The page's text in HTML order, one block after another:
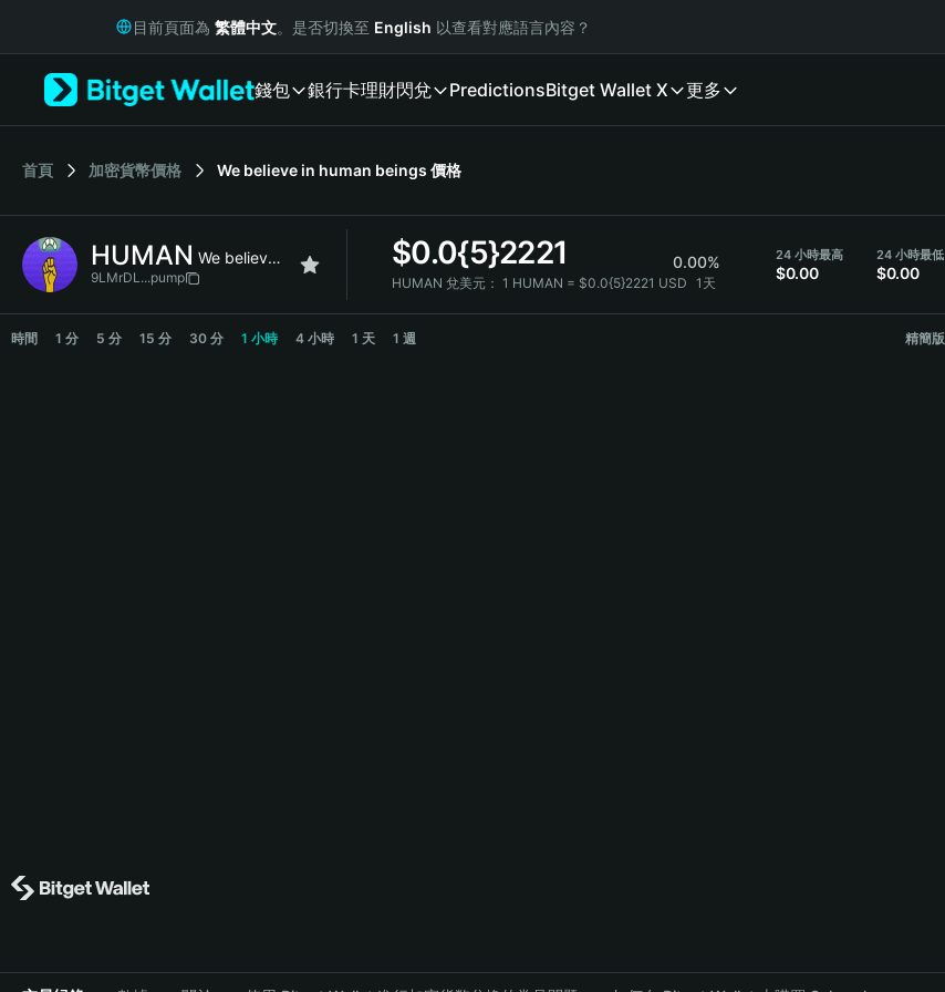
Русский
Italiano
简体中文
繁體中文
Bahasa Indonesia
目前頁面為 繁體中文。是否切換至 English 以查看對應語言內容？
錢包 銀行卡理財閃兌 PredictionsBitget Wallet X 更多
首頁 加密貨幣價格 We believe in human beings 價格
HUMAN We believe in human beings
9LMrDL...pump
$0.0{5}2221 0.00%
HUMAN 兌美元： 1 HUMAN = $0.0{5}2221 USD 1天
24 小時最高
$0.00
24 小時最低
$0.00
HUMAN Price Chart
時間 1 分 5 分 15 分 30 分 1 小時 4 小時 1 天 1 週 精簡版